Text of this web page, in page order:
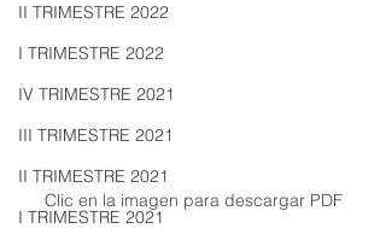
II TRIMESTRE 2022
I TRIMESTRE 2022
IV TRIMESTRE 2021
III TRIMESTRE 2021
II TRIMESTRE 2021
I TRIMESTRE 2021
Clic en la imagen para descargar PDF